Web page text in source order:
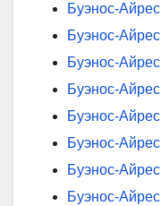
Буэнос-Айрес
Буэнос-Айрес
Буэнос-Айрес
Буэнос-Айрес
Буэнос-Айрес
Буэнос-Айрес
Буэнос-Айрес
Буэнос-Айрес